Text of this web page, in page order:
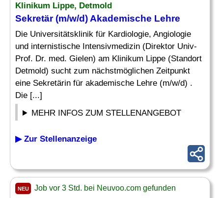
Klinikum Lippe, Detmold
Sekretär(m/w/d) Akademische Lehre
Die Universitätsklinik für Kardiologie, Angiologie
und internistische Intensivmedizin (Direktor Univ-
Prof. Dr. med. Gielen) am Klinikum Lippe (Standort
Detmold) sucht zum nächstmöglichen Zeitpunkt
eine Sekretärin für akademische Lehre (m/w/d) .
Die [...]
MEHR INFOS ZUM STELLENANGEBOT
▶ Zur Stellenanzeige
NEU Job vor 3 Std. bei Neuvoo.com gefunden